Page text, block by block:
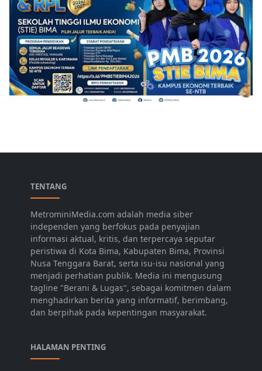
TENTANG
MetrominiMedia.com adalah media siber
independen yang berfokus pada penyajian
informasi aktual, kritis, dan terpercaya seputar
peristiwa di Kota Bima, Kabupaten Bima, Provinsi
Nusa Tenggara Barat, serta isu-isu nasional yang
menjadi perhatian publik. Media ini mengusung
tagline "Berani & Lugas", sebagai komitmen dalam
menghadirkan berita yang informatif, berimbang,
dan berpihak pada kepentingan masyarakat.
HALAMAN PENTING